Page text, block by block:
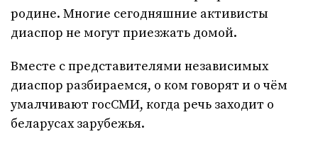
родине. Многие сегодняшние активисты
диаспор не могут приезжать домой.
Вместе с представителями независимых
диаспор разбираемся, о ком говорят и о чём
умалчивают госСМИ, когда речь заходит о
беларусах зарубежья.